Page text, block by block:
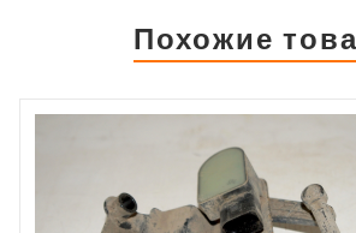
Похожие